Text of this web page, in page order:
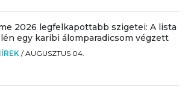
2026 legfelkapottabb szigetei: A lista
egy karibi álomparadicsom végzett
/AUGUSZTUS 04.